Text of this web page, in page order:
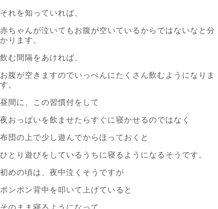
それを知っていれば、
赤ちゃんが泣いてもお腹が空いているからではないなと分
かります。
飲む間隔をあければ、
お腹が空きますのでいっぺんにたくさん飲むようになりま
す。
昼間に、この習慣付をして
夜おっぱいを飲ませたらすぐに寝かせるのではなく
布団の上で少し遊んでからほっておくと
ひとり遊びをしているうちに寝るようになるそうです。
初めの頃は、夜中泣くそうですが
ポンポン背中を叩いて上げていると